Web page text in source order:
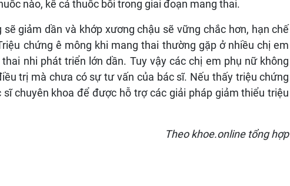
nào, kể cả thuốc bôi trong giai đoạn mang thai.
giảm dần và khớp xương chậu sẽ vững chắc hơn, hạn chế
chứng ê mông khi mang thai thường gặp ở nhiều chị em
nhi phát triển lớn dần. Tuy vậy các chị em phụ nữ không
trị mà chưa có sự tư vấn của bác sĩ. Nếu thấy triệu chứng
chuyên khoa để được hỗ trợ các giải pháp giảm thiểu triệu
Theo khoe.online tổng hợp